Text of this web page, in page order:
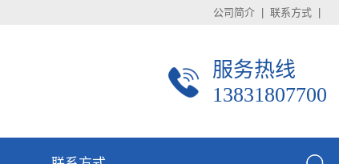
公司简介 联系方式
服务热线
13831807700